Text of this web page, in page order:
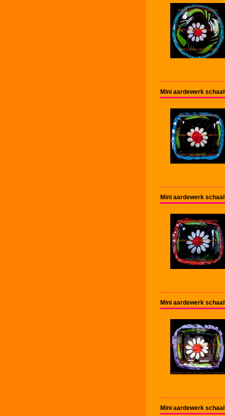
Mini aardewerk
Mini aardewerk
Mini aardewerk
Mini aardewerk